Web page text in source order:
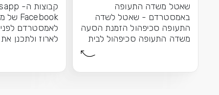
משדה התעופה
- שאטל לשדה
סכיפהול הזמנת הסעה
התעופה סכיפהול לבית
קבוצות ה- Whatsapp וה-
Facebook של מדריכי מוזה
לאמסטרדם לפני שמתחילים
לארוז ולתכנן את הטיול –
להצטרף...